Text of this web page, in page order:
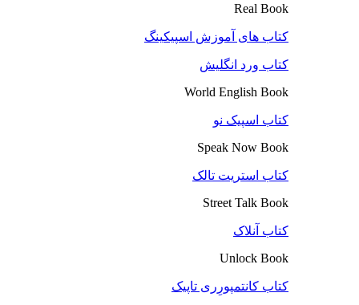
Real Book
کتاب های آموزش اسپیکینگ
کتاب ورد انگلیش
World English Book
کتاب اسپیک نو
Speak Now Book
کتاب استریت تالک
Street Talk Book
کتاب آنلاک
Unlock Book
کتاب کانتمپورِری تاپیک